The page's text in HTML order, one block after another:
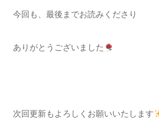
今回も、最後までお読みくださり
ありがとうございました
次回更新もよろしくお願いいたします